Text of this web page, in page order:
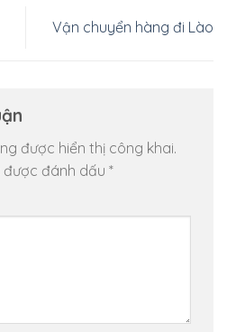
Vận chuyển hàng đi Lào
được hiển thị công khai.
đánh dấu *